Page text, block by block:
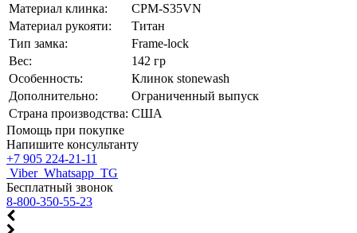
Материал клинка:
CPM-S35VN
Материал рукояти:
Титан
Тип замка:
Frame-lock
Вес:
142 гр
Особенность:
Клинок stonewash
Дополнительно:
Ограниченный выпуск
Страна производства: США
Помощь при покупке
Напишите консультанту
+7 905 224-21-11
Viber Whatsapp TG
Бесплатный звонок
8-800-350-55-23